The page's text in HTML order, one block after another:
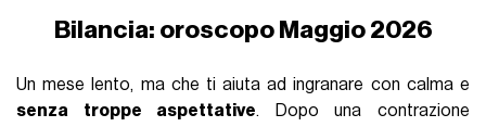
Bilancia: oroscopo Maggio 2026
Un mese lento, ma che ti aiuta ad ingranare con calma e
senza troppe aspettative. Dopo una contrazione